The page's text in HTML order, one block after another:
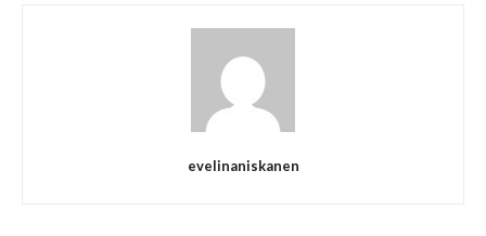
evelinaniskanen